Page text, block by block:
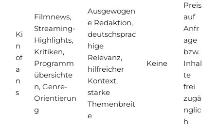
Ki
n
of
a
n
s
Filmnews,
Streaming-
Highlights,
Kritiken,
Programm
übersichte
n, Genre-
Orientierun
g
Ausgewogen
e Redaktion,
deutschsprac
hige
Relevanz,
hilfreicher
Kontext,
starke
Themenbreit
e
Keine
Preis
auf
Anfr
age
bzw.
Inhal
te
frei
zugä
nglic
h